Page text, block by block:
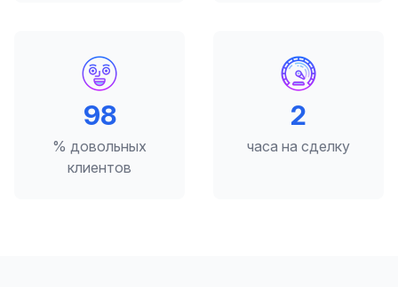
98
% довольных
клиентов
2
часа на сделку